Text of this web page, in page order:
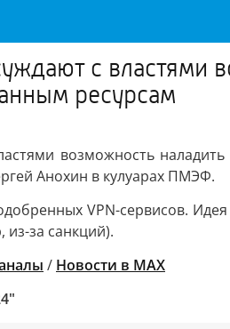
с властями
ресурсам
возможность
Анохин в кулуарах ПМЭФ.
VPN-сервисов.
за санкций).
/ Новости в MAX